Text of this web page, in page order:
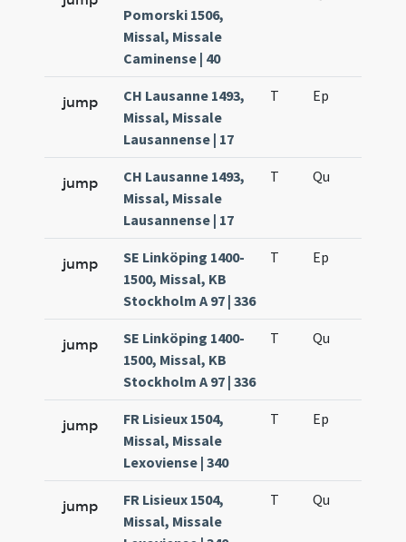
Pomorski 1506,
Missal, Missale
Caminense | 40
jump
CH Lausanne 1493,
Missal, Missale
Lausannense | 17
T Ep
jump
CH Lausanne 1493,
Missal, Missale
Lausannense | 17
T Qu
jump
SE Linköping 1400-
1500, Missal, KB
Stockholm A 97 | 336
T Ep
jump
SE Linköping 1400-
1500, Missal, KB
Stockholm A 97 | 336
T Qu
jump
FR Lisieux 1504,
Missal, Missale
Lexoviense | 340
T Ep
jump
FR Lisieux 1504,
Missal, Missale
T Qu